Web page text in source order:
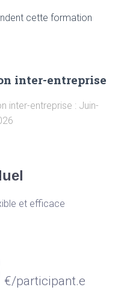
cette formation
inter-entreprise
inter-entreprise : Juin-
et efficace
€/participant.e